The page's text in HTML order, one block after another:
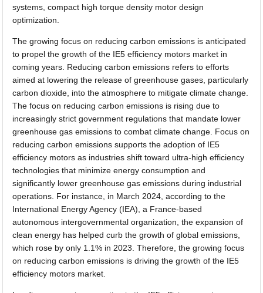
systems, compact high torque density motor design
optimization.
The growing focus on reducing carbon emissions is anticipated
to propel the growth of the IE5 efficiency motors market in
coming years. Reducing carbon emissions refers to efforts
aimed at lowering the release of greenhouse gases, particularly
carbon dioxide, into the atmosphere to mitigate climate change.
The focus on reducing carbon emissions is rising due to
increasingly strict government regulations that mandate lower
greenhouse gas emissions to combat climate change. Focus on
reducing carbon emissions supports the adoption of IE5
efficiency motors as industries shift toward ultra-high efficiency
technologies that minimize energy consumption and
significantly lower greenhouse gas emissions during industrial
operations. For instance, in March 2024, according to the
International Energy Agency (IEA), a France-based
autonomous intergovernmental organization, the expansion of
clean energy has helped curb the growth of global emissions,
which rose by only 1.1% in 2023. Therefore, the growing focus
on reducing carbon emissions is driving the growth of the IE5
efficiency motors market.